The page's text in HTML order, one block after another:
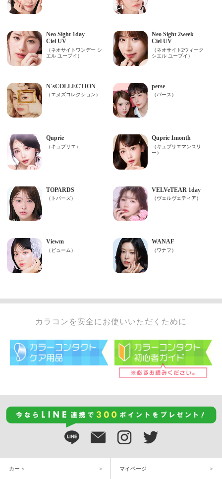
カラコンを安全にお使いいただくために
カート マイページ